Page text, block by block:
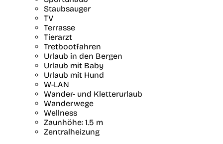
Staubsauger
TV
Terrasse
Tierarzt
Tretbootfahren
Urlaub in den Bergen
Urlaub mit Baby
Urlaub mit Hund
W-LAN
Wander- und Kletterurlaub
Wanderwege
Wellness
Zaunhöhe: 1.5 m
Zentralheizung